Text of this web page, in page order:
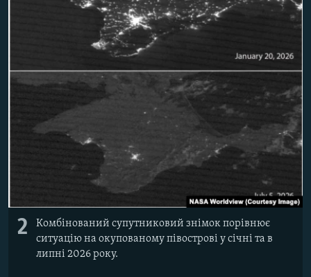
2
Комбінований супутниковий знімок порівнює
ситуацію на окупованому півострові у січні та в
липні 2026 року.